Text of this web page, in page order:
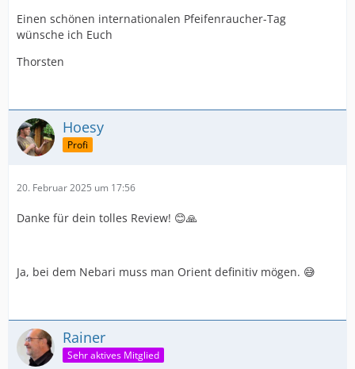
Einen schönen internationalen Pfeifenraucher-Tag
wünsche ich Euch
Thorsten
Hoesy
Profi
20. Februar 2025 um 17:56
Danke für dein tolles Review! 😊🙏
Ja, bei dem Nebari muss man Orient definitiv mögen. 😅
Rainer
Sehr aktives Mitglied